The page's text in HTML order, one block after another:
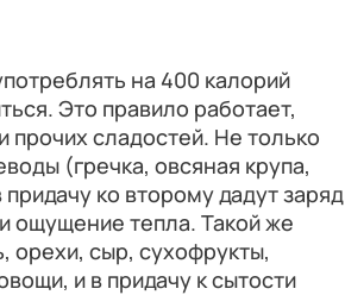
на 400 калорий
Это правило работает,
прочих сладостей. Не только
(гречка, овсяная крупа,
ко второму дадут заряд
ощущение тепла. Такой же
орехи, сыр, сухофрукты,
и в придачу к сытости